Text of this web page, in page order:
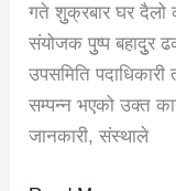
गते शुुक्रबार घर दैलो
संयोजक पुुष्प बहादुुर
उपसमिति
सम्पन्न भएको उक्त
जानकारी, संस्थाले